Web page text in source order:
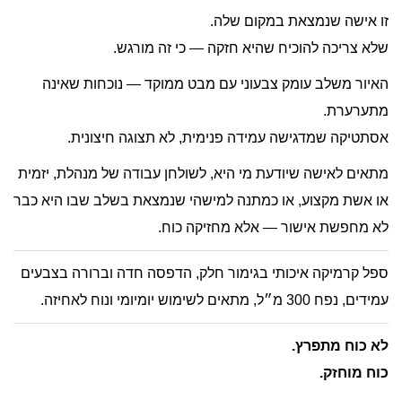
זו אישה שנמצאת במקום שלה.
שלא צריכה להוכיח שהיא חזקה — כי זה מורגש.
האיור משלב עומק צבעוני עם מבט ממוקד — נוכחות שאינה
מתערערת.
אסתטיקה שמדגישה עמידה פנימית, לא תצוגה חיצונית.
מתאים לאישה שיודעת מי היא, לשולחן עבודה של מנהלת, יזמית
או אשת מקצוע, או כמתנה למישהי שנמצאת בשלב שבו היא כבר
לא מחפשת אישור — אלא מחזיקה כוח.
ספל קרמיקה איכותי בגימור חלק, הדפסה חדה וברורה בצבעים
עמידים, נפח 300 מ״ל, מתאים לשימוש יומיומי ונוח לאחיזה.
לא כוח מתפרץ.
כוח מוחזק.